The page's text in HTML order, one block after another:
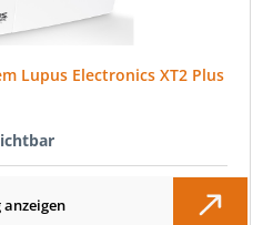
Lupus Electronics XT2 Plus